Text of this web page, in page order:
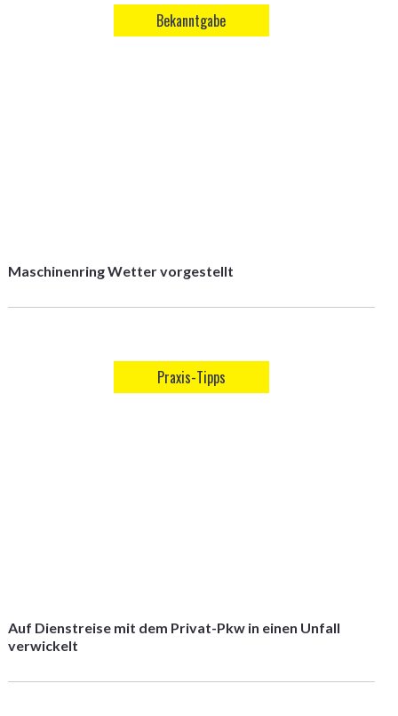
Bekanntgabe
Maschinenring Wetter vorgestellt
Praxis-Tipps
Auf Dienstreise mit dem Privat-Pkw in einen Unfall
verwickelt